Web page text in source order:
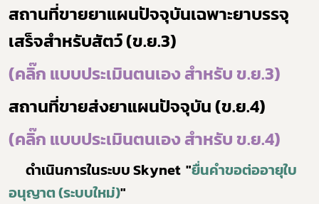
สถานที่ขายยาแผนปัจจุบันเฉพาะยาบรรจุ
เสร็จสำหรับสัตว์ (ข.ย.3)
(คลิ๊ก แบบประเมินตนเอง สำหรับ ข.ย.3)
สถานที่ขายส่งยาแผนปัจจุบัน (ข.ย.4)
(คลิ๊ก แบบประเมินตนเอง สำหรับ ข.ย.4)
ดำเนินการในระบบ Skynet "ยื่นคำขอต่ออายุใบ
อนุญาต (ระบบใหม่)"
ดาวรุ่ง